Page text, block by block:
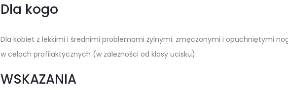
Dla kogo
Dla kobiet z lekkimi i średnimi problemami żylnymi: zmęczonymi i opuchniętymi
w celach profilaktycznych (w zależności od klasy ucisku).
WSKAZANIA